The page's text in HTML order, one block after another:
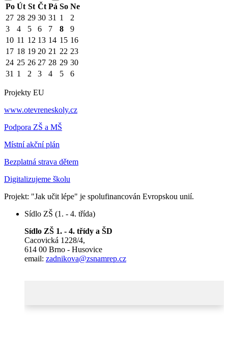
Po Út St Čt Pá So Ne
27 28 29 30 31 1
2
3
4 5 6 7 8
9
10 11 12 13 14 15 16
17 18 19 20 21 22 23
24 25 26 27 28 29 30
31 1 2 3 4 5 6
Projekty EU
www.otevreneskoly.cz
Podpora ZŠ a MŠ
Místní akční plán
Bezplatná strava dětem
Digitalizujeme školu
Projekt: "Jak učit lépe" je spolufinancován Evropskou unií.
Sídlo ZŠ (1. - 4. třída)
Sídlo ZŠ 1. - 4. třídy a ŠD
Cacovická 1228/4,
614 00 Brno - Husovice
email: zadnikova@zsnamrep.cz